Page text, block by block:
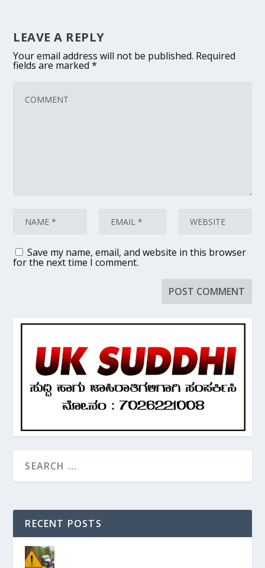
LEAVE A REPLY
Your email address will not be published. Required
fields are marked*
Save my name, email, and website in this browser
for the next time I comment.
RECENT POSTS